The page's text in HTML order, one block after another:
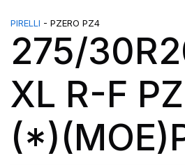
PIRELLI - PZERO PZ4
275/
XL R-F